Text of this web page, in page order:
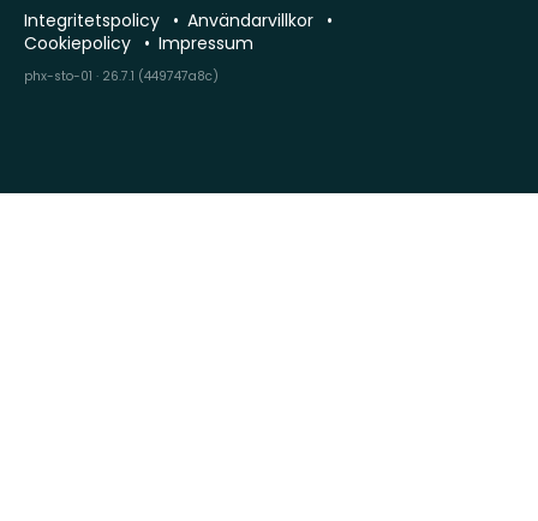
Integritetspolicy
Användarvillkor
Cookiepolicy
Impressum
phx-sto-01 · 26.7.1 (449747a8c)